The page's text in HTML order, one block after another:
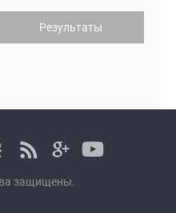
Результаты
защищены.